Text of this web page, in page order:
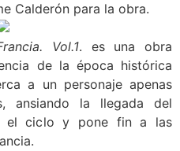
Calderón para la obra.
Vol.1. es una obra
de la época histórica
a un personaje apenas
ansiando la llegada del
el ciclo y pone fin a las